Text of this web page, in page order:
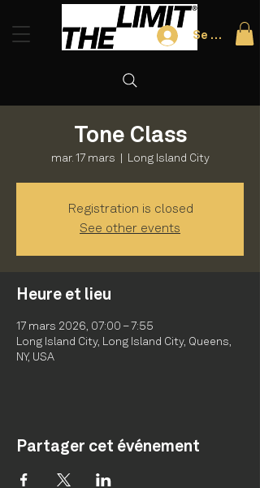
Se
Tone Class
mar. 17 mars Long Island City
Registration is closed
See other events
Heure et lieu
17 mars 2026, 07:00 – 7:55
Long Island City, Long Island City, Queens,
NY, USA
Partager cet événement